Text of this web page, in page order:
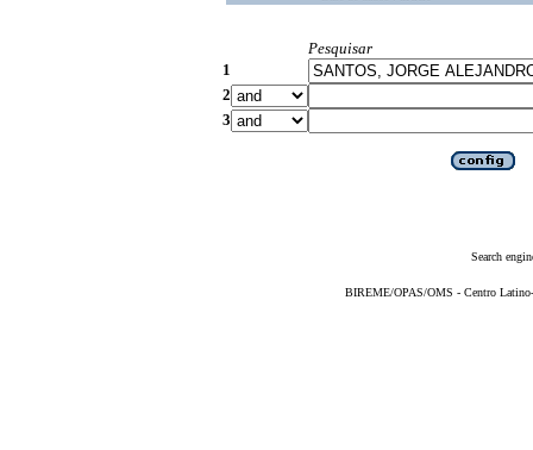
Pesquisar
1
2
3
Search
BIREME/OPAS/OMS - Centro Latino-